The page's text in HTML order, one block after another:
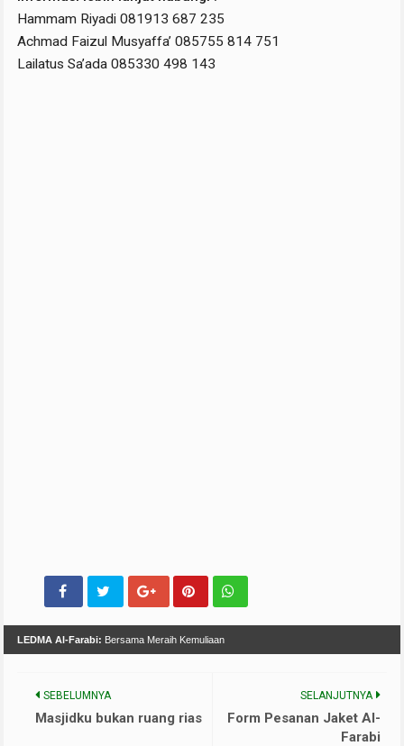
Hammam Riyadi 081913 687 235
Achmad Faizul Musyaffa’ 085755 814 751
Lailatus Sa’ada 085330 498 143
LEDMA Al-Farabi: Bersama Meraih Kemuliaan
SELANJUTNYA
Form Pesanan Jaket Al-
Farabi
SEBELUMNYA
Masjidku bukan ruang rias